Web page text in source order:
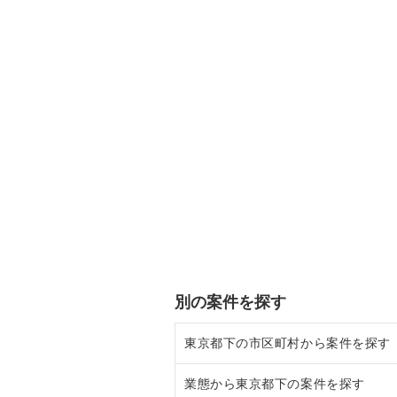
別の案件を探す
東京都下の市区町村から案件を探す
調布市の飲食店の居抜き売却物件
業態から東京都下の案件を探す